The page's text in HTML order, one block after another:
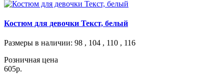
Костюм для девочки Текст, белый
Размеры в наличии: 98 , 104 , 110 , 116
Розничная цена
605р.